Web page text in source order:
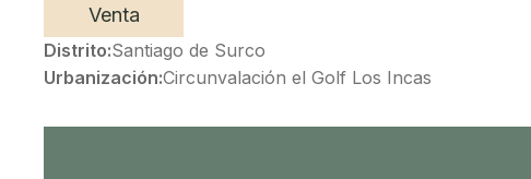
Venta
Distrito:Santiago de Surco
Urbanización:Circunvalación el Golf Los Incas